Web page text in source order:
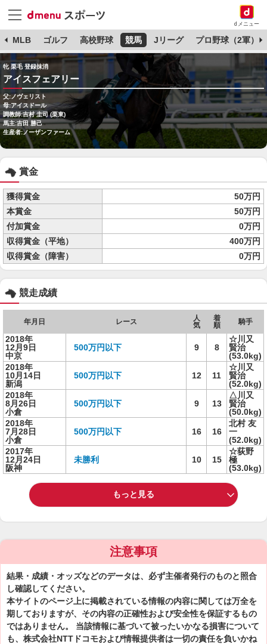
dメニュー
MLB ゴルフ 高校野球 競馬 Jリーグ プロ野球（2軍）
牝 栗毛 登録抹消
アイスフェアリー
父:ノヴェリスト
母:アイスドール
調教師:吉村 圭司 (栗東)
馬主:吉田 勝己
生産者:ノーザンファーム
賞金
獲得賞金
50万円
本賞金
50万円
付加賞金
0万円
収得賞金（平地）
400万円
収得賞金（障害）
0万円
競走成績
年月日 レース
人
気
着
順
騎手
2018年
12月9日
中京
500万円以下 9 8
☆川又
賢治
(53.0kg)
2018年
10月14日
新潟
500万円以下 12 11
☆川又
賢治
(52.0kg)
2018年
8月26日
小倉
500万円以下 9 13
△川又
賢治
(50.0kg)
2018年
7月28日
小倉
500万円以下 16 16
北村 友
一
(52.0kg)
2017年
12月24日
阪神
未勝利 10 15
☆荻野
極
(53.0kg)
もっと見る
注意事項
結果・成績・オッズなどのデータは、必ず主催者発行のものと照合
し確認してください。
本サイトのページ上に掲載されている情報の内容に関しては万全を
期しておりますが、その内容の正確性および安全性を保証するもの
ではありません。 当該情報に基づいて被ったいかなる損害について
も、株式会社NTTドコモおよび情報提供者は一切の責任を負いかね